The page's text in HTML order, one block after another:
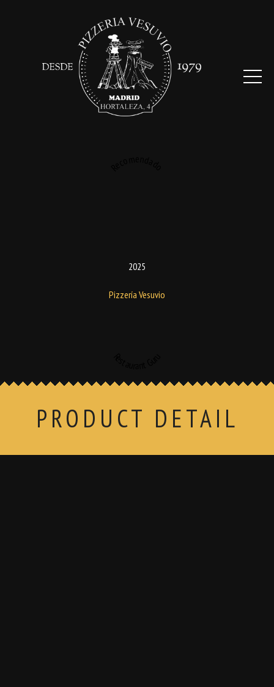
2025
Pizzería Vesuvio
PRODUCT DETAIL